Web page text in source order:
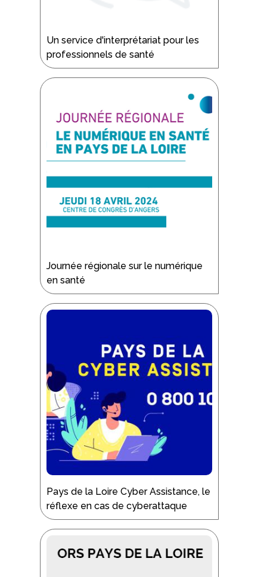
Un service d'interprétariat pour les
professionnels de santé
Journée régionale sur le numérique
en santé
Pays de la Loire Cyber Assistance, le
réflexe en cas de cyberattaque